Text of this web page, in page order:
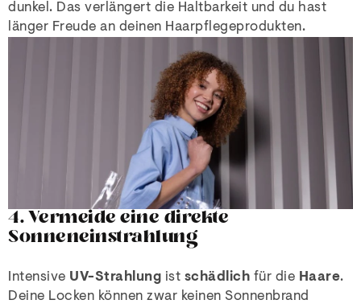
dunkel. Das verlängert die Haltbarkeit und du hast
länger Freude an deinen Haarpflegeprodukten.
4. Vermeide eine direkte
Sonneneinstrahlung
Intensive UV-Strahlung ist schädlich für die Haare.
Deine Locken können zwar keinen Sonnenbrand